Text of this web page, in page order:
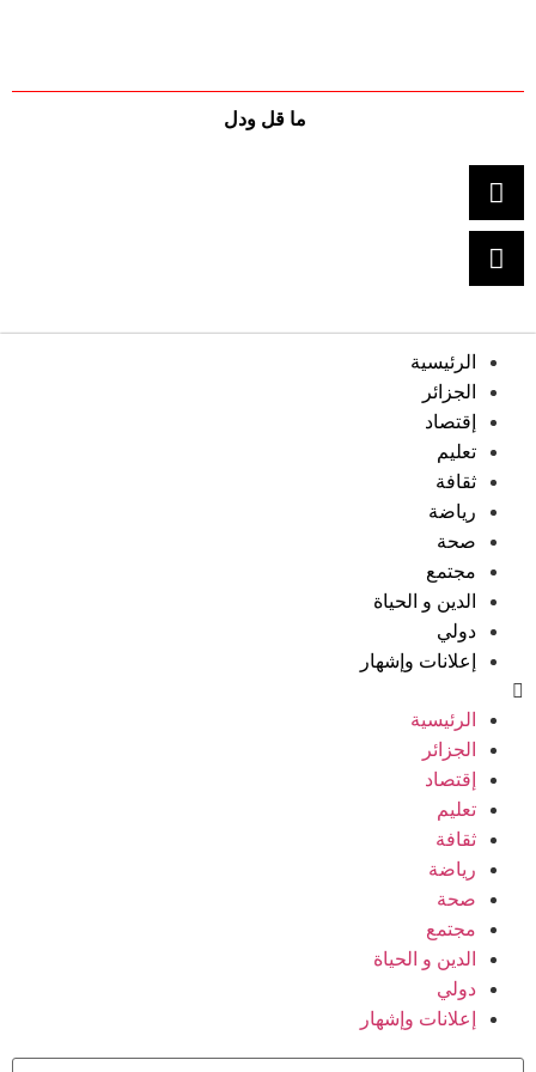
ما قل ودل
الرئيسية
الجزائر
إقتصاد
تعليم
ثقافة
رياضة
صحة
مجتمع
الدين و الحياة
دولي
إعلانات وإشهار
الرئيسية
الجزائر
إقتصاد
تعليم
ثقافة
رياضة
صحة
مجتمع
الدين و الحياة
دولي
إعلانات وإشهار